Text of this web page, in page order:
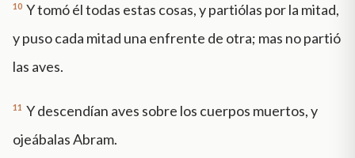
10 Y tomó él todas estas cosas, y partiólas por la mitad,
y puso cada mitad una enfrente de otra; mas no partió
las aves.
11 Y descendían aves sobre los cuerpos muertos, y
ojeábalas Abram.